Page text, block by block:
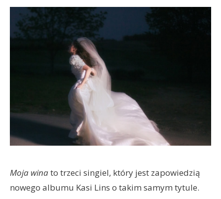
Moja winato trzeci singiel, który jest zapowiedzią
nowego albumu Kasi Lins o takim samym tytule.